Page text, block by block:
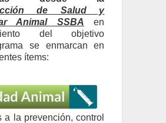
de Salud y
Animal SSBA
en
del objetivo
se enmarcan en
ítems:
a la prevención, control